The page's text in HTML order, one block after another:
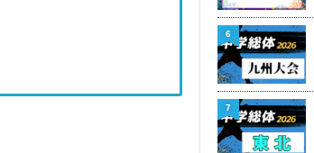
6
7